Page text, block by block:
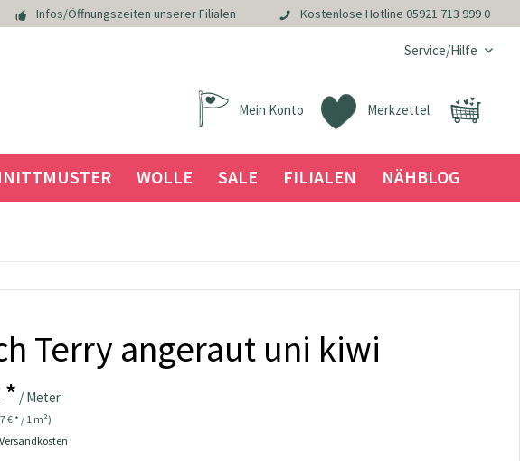
Infos/Öffnungszeiten unserer Filialen Kostenlose Hotline 05921 713 999 0
Service/Hilfe
Merkzettel
Mein Konto
WOLLE SALE FILIALEN NÄHBLOG
Terry angeraut uni kiwi
* / Meter
€ * / 1 m²)